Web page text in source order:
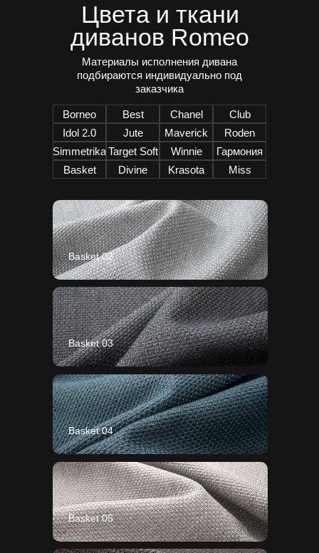
Цвета и ткани
диванов Romeo
Материалы исполнения дивана
подбираются индивидуально под
заказчика
Borneo
Basket
Best Chanel Club
Divine
Idol 2.0 Jute
Krasota
Maverick
Miss
Roden
Simmetrika Target Soft Winnie Гармония
Basket 02
Basket 03
Basket 04
Basket 05